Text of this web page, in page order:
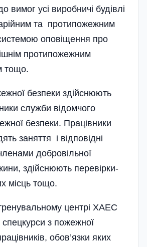
вимог усі виробничі будівлі
та протипожежним
оповіщення про
протипожежним
тощо.
безпеки здійснюють
служби відомчого
безпеки. Працівники
заняття і відповідні
добровільної
здійснюють перевірки-
місць тощо.
центрі ХАЕС
з пожежної
обов’язки яких